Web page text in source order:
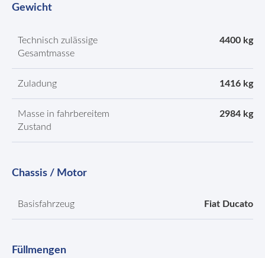
Gewicht
Technisch zulässige
Gesamtmasse
4400 kg
Zuladung 1416 kg
Masse in fahrbereitem
Zustand
2984 kg
Chassis / Motor
Basisfahrzeug Fiat Ducato
Füllmengen